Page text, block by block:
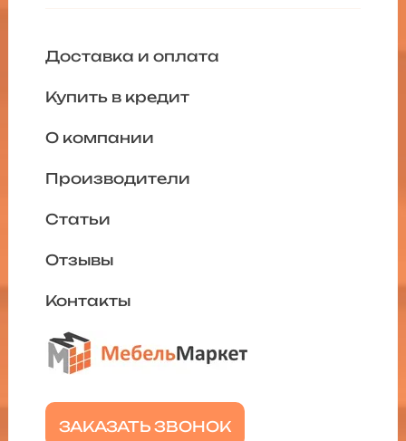
ЗАКАЗАТЬ ЗВОНОК
Доставка и оплата
Купить в кредит
О компании
Производители
Статьи
Отзывы
Контакты